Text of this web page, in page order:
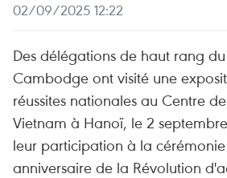
02/09/2025 12:22
Des délégations de haut rang
Cambodge ont visité une
réussites nationales au Centre
Vietnam à Hanoï, le 2
leur participation à la
anniversaire de la Révolution